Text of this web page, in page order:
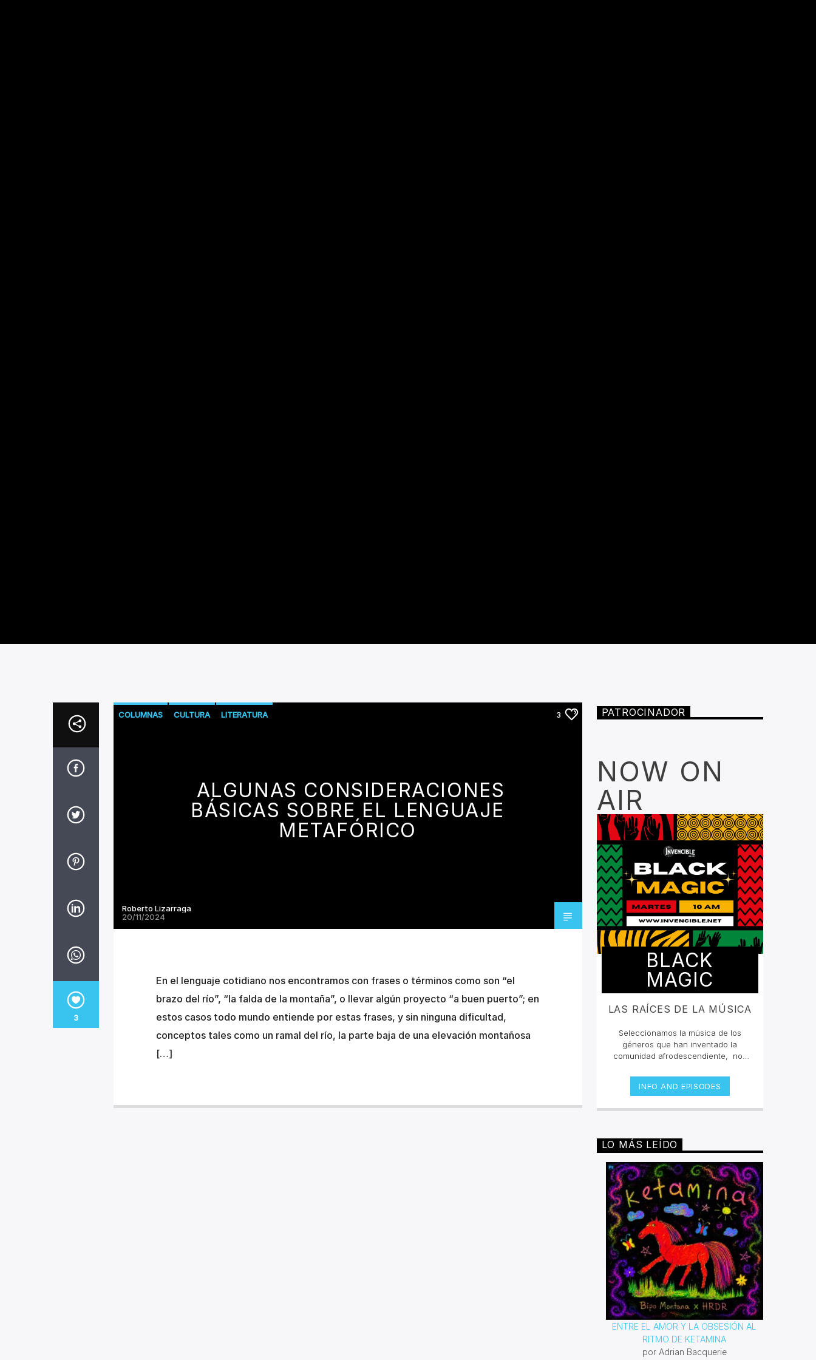
3
COLUMNAS CULTURA LITERATURA 3
ALGUNAS CONSIDERACIONES
BÁSICAS SOBRE EL LENGUAJE
METAFÓRICO
Roberto Lizarraga
20/11/2024
En el lenguaje cotidiano nos encontramos con frases o términos como son “el
brazo del río”, “la falda de la montaña”, o llevar algún proyecto “a buen puerto”; en
estos casos todo mundo entiende por estas frases, y sin ninguna dificultad,
conceptos tales como un ramal del río, la parte baja de una elevación montañosa
[…]
PATROCINADOR
NOW ON
AIR
BLACK
MAGIC
LAS RAÍCES DE LA MÚSICA
Seleccionamos la música de los
géneros que han inventado la
comunidad afrodescendiente, nos
grandes compositores en la historia
fueron negros, y bajo sus
desarrollando distintos géneros que
los malestares que atacaban a toda
persona de piel oscura. Desde el
poderosas armas para lucha contra
la segregación y el racismo. Con
este espacio queremos reivindicar
todas las composiciones que esta
comunidad ha dejado para la
posteridad.
INFO AND EPISODES
LO MÁS LEÍDO
ENTRE EL AMOR Y LA OBSESIÓN AL
RITMO DE KETAMINA
por Adrian Bacquerie